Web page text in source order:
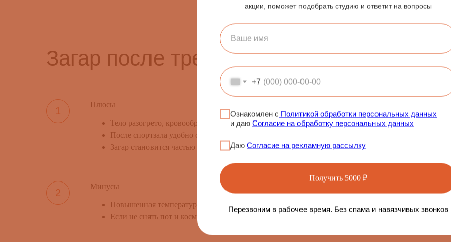
Загар после тренировки: плюсы и минусы
Плюсы
Тело разогрето, кровообращение усилено — загар может лечь быстрее;
После спортзала удобно сразу пройти в студию, не тратя дополнительное время;
Загар становится частью программы восстановления.
Минусы
Повышенная температура тела может усилить чувствительность кожи;
Если не снять пот и косметику, загар может лечь неровно.
акции, поможет подобрать студию и ответит на вопросы
+7
Ознакомлен с Политикой обработки персональных данных
и даю Согласие на обработку персональных данных
Даю Согласие на рекламную рассылку
Получить 5000 ₽
Перезвоним в рабочее время. Без спама и навязчивых звонков